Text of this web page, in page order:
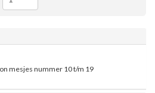
mesjes nummer 10 t/m 19